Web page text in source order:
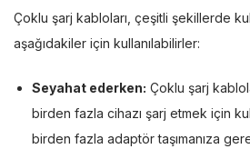
Çoklu şarj kabloları, çeşitli şekillerde
aşağıdakiler için kullanılabilirler:
Seyahat ederken: Çoklu şarj
birden fazla cihazı şarj etmek için
birden fazla adaptör taşımanıza